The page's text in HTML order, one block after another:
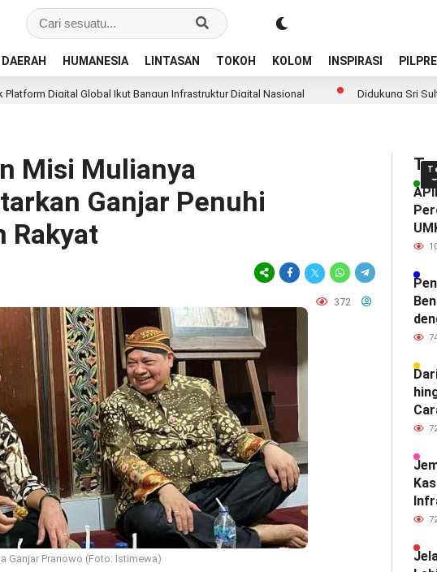
DAERAH HUMANESIA LINTASAN TOKOH KOLOM INSPIRASI
Global Ikut Bangun Infrastruktur Digital Nasional Didukung Sri Sultan
Misi Mulianya
Ganjar Penuhi
Rakyat
372
Ganjar Pranowo (Foto: Istimewa)